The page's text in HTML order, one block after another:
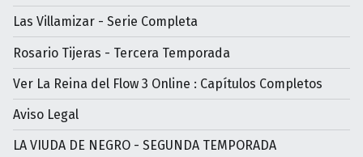
Las Villamizar - Serie Completa
Rosario Tijeras - Tercera Temporada
Ver La Reina del Flow 3 Online : Capítulos Completos
Aviso Legal
LA VIUDA DE NEGRO - SEGUNDA TEMPORADA